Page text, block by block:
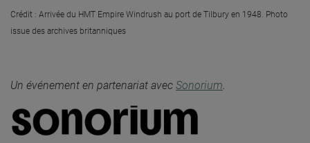
Crédit : Arrivée du HMT Empire Windrush au port de Tilbury en 1948. Photo
issue des archives britanniques
Un événement en partenariat avec Sonorium.